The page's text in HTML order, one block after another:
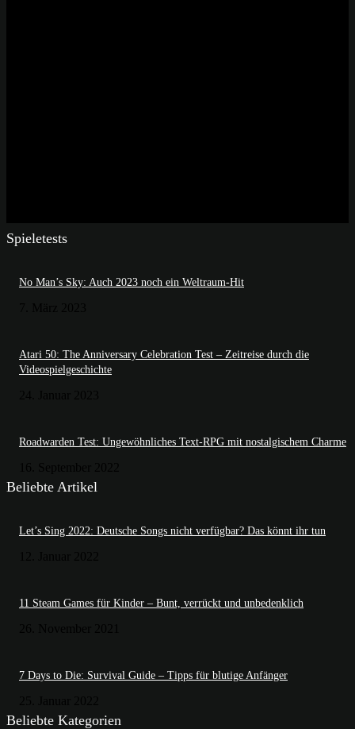
Spieletests
No Man’s Sky: Auch 2023 noch ein Weltraum-Hit
Atari 50: The Anniversary Celebration Test – Zeitreise durch die
Videospielgeschichte
Roadwarden Test: Ungewöhnliches Text-RPG mit nostalgischem Charme
Beliebte Artikel
Let’s Sing 2022: Deutsche Songs nicht verfügbar? Das könnt ihr tun
11 Steam Games für Kinder – Bunt, verrückt und unbedenklich
7 Days to Die: Survival Guide – Tipps für blutige Anfänger
Beliebte Kategorien